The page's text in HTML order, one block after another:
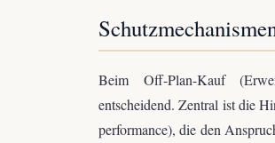
Beim Off-Plan-Kauf
entscheidend. Zentral ist die
performance), die den